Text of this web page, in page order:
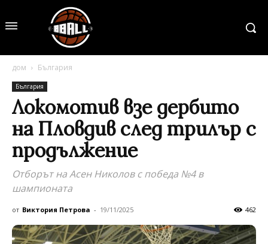
дом България
България
Локомотив взе дербито
на Пловдив след трилър с
продължение
Отборът на Асен Николов с победа №4 в
шампионата
от Виктория Петрова - 19/11/2025 462